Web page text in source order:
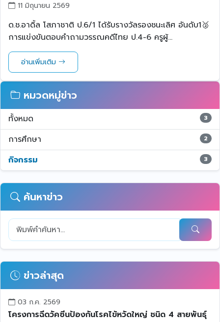
หมวดหมู่ข่าว
ทั้งหมด 3
การศึกษา 2
กิจกรรม 3
ค้นหาข่าว
ข่าวล่าสุด
03 ก.ค. 2569
โครงการฉีดวัคซีนป้องกันโรคไข้หวัดใหญ่ ชนิด 4 สายพันธุ์
11 มิถุนายน 2569
ด.ช.อาดิ้ล โสภาชาติ ป.6/1 ได้รับรางวัลรองชนะเลิศ อันดับ1🥈
การแข่งขันตอบคำถามวรรณคดีไทย ป.4-6 ครูผู้...
อ่านเพิ่มเติม